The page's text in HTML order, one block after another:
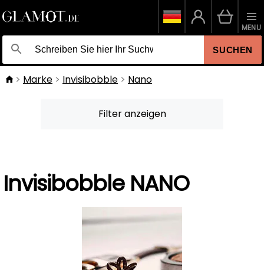
SUCHEN
MENU
Marke Invisibobble Nano
Filter anzeigen
Invisibobble NANO